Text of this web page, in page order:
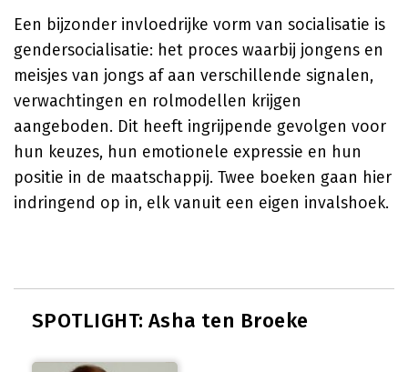
Een bijzonder invloedrijke vorm van socialisatie is
gendersocialisatie: het proces waarbij jongens en
meisjes van jongs af aan verschillende signalen,
verwachtingen en rolmodellen krijgen
aangeboden. Dit heeft ingrijpende gevolgen voor
hun keuzes, hun emotionele expressie en hun
positie in de maatschappij. Twee boeken gaan hier
indringend op in, elk vanuit een eigen invalshoek.
SPOTLIGHT: Asha ten Broeke